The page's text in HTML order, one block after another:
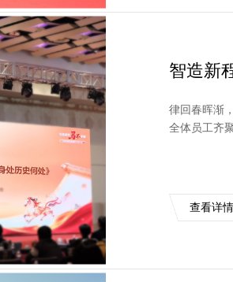
智造新
律回春晖渐
全体员工齐
查看详情